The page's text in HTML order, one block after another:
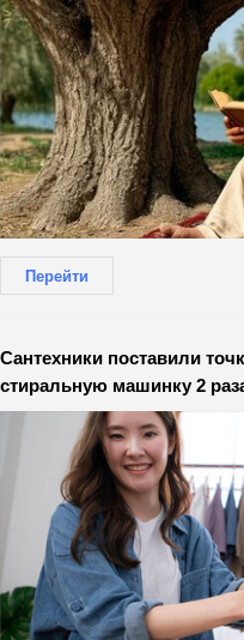
Перейти
Сантехники поставили
стиральную машинку 2